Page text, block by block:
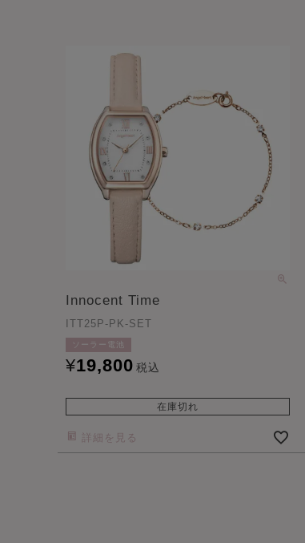
Innocent Time
ITT25P-PK-SET
ソーラー電池
¥19,800 税込
在庫切れ
詳細を見る